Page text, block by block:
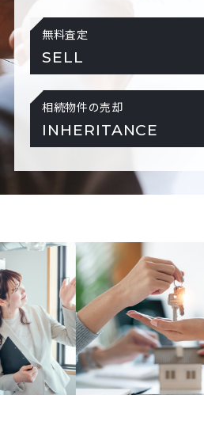
無料査定
SELL
相続物件の売却
INHERITANCE